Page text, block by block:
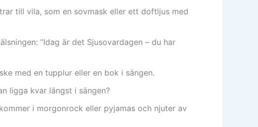
till vila, som en sovmask eller ett doftljus med
”Idag är det Sjusovardagen – du har
med en tupplur eller en bok i sängen.
ligga kvar längst i sängen?
i morgonrock eller pyjamas och njuter av